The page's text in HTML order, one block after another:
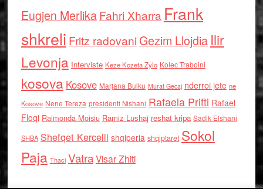
Eugjen MerlikaFahri Xharra Frank
shkreli Fritz radovaniGezim Llojdia Ilir
Levonja Interviste Keze Kozeta Zylo Kolec Traboini
kosova Kosove Marjana Bulku Murat Gecaj nderroi jete ne
Kosove Nene Tereza presidenti Nishani Rafaela Prifti Rafael
Floqi Raimonda Moisiu Ramiz Lushaj reshat kripa Sadik Elshani
SHBA Shefqet Kercelli shqiperia shqiptaret Sokol
Paja Thaci VatraVisar Zhiti